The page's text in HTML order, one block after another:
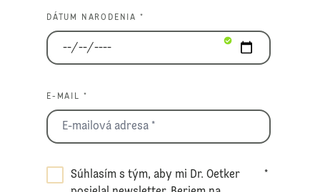
DÁTUM NARODENIA *
E-MAIL *
Súhlasím s tým, aby mi Dr. Oetker
*